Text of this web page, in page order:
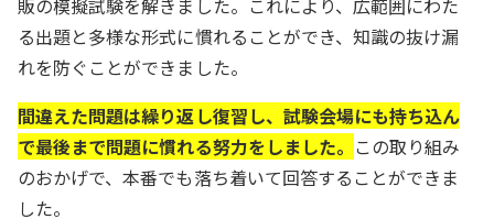
販の模擬試験を解きました。これにより、広範囲にわた
る出題と多様な形式に慣れることができ、知識の抜け漏
れを防ぐことができました。
間違えた問題は繰り返し復習し、試験会場にも持ち込ん
で最後まで問題に慣れる努力をしました。 この取り組み
のおかげで、本番でも落ち着いて回答することができま
した。